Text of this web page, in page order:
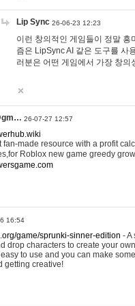
Lip Sync 26-06-23 12:23
이런 창의적인 게임들이 정말
즘은 LipSync AI 같은 도구를 사
러분은 어떤 게임에서 가장 창의
26-07-27 12:57
made resource with a profit
Roblox new game greedy
16:54
game/sprunki-sinner-edition - A
drop characters to create your
to use and you can make
getting creative!